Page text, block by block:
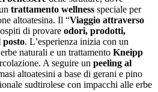
trattamento wellness speciale per
altoatesina. Il “Viaggio attraverso
di provare odori, prodotti,
posto. L’esperienza inizia con un
naturali e un trattamento Kneipp
A seguire un peeling al
altoatesini a base di gerani e pino
sudtirolese con impacchi alle erbe